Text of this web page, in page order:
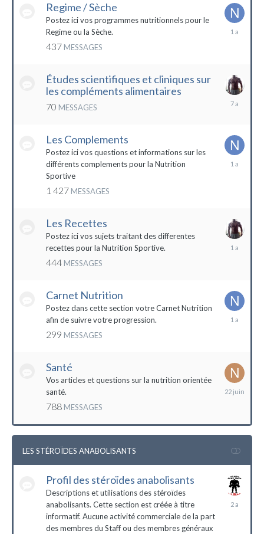
Regime / Sèche
Postez ici vos programmes nutritionnels pour le
Regime ou la Sèche.
437 MESSAGES
18
Études scientifiques et cliniques sur
les compléments alimentaires
70 MESSAGES
18
Les Complements
Postez ici vos questions et informations sur les
différents complements pour la Nutrition
Sportive
1 427 MESSAGES
Les Recettes
Postez ici vos sujets traitant des differentes
recettes pour la Nutrition Sportive.
444 MESSAGES
Carnet Nutrition
Postez dans cette section votre Carnet Nutrition
afin de suivre votre progression.
299 MESSAGES
13
Santé
Vos articles et questions sur la nutrition orientée
santé.
788 MESSAGES
22
LES STÉROÏDES ANABOLISANTS
Profil des stéroïdes anabolisants
Descriptions et utilisations des stéroïdes
anabolisants. Cette section est créée à titre
informatif. Aucune activité commerciale de la part
des membres du Staff ou des membres généraux
26